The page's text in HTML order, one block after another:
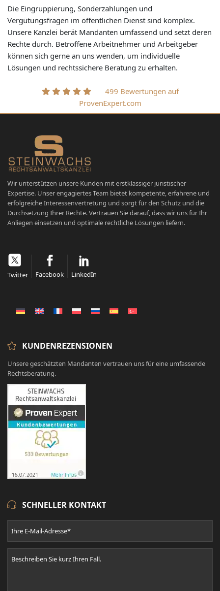
Die Eingruppierung, Sonderzahlungen und
Vergütungsfragen im öffentlichen Dienst sind komplex.
Unsere Kanzlei berät Mandanten umfassend und setzt deren
Rechte durch. Betroffene Arbeitnehmer und Arbeitgeber
können sich gerne an uns wenden, um individuelle
Lösungen und rechtssichere Beratung zu erhalten.
499 Bewertungen auf
ProvenExpert.com
Wir unterstützen unsere Kunden mit erstklassiger juristischer
Expertise. Unser engagiertes Team bietet kompetente, erfahrene und
erfolgreiche Interessenvertretung und sorgt für den Schutz und die
Durchsetzung Ihrer Rechte. Vertrauen Sie darauf, dass wir uns für Ihr
Anliegen einsetzen und optimale rechtliche Lösungen liefern.
Twitter Facebook LinkedIn
KUNDENREZENSIONEN
Unsere geschätzten Mandanten vertrauen uns für eine umfassende
Rechtsberatung.
SCHNELLER KONTAKT